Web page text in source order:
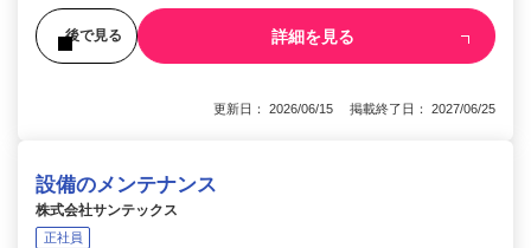
後で見る 詳細を見る
更新日： 2026/06/15 掲載終了日： 2027/06/25
設備のメンテナンス
株式会社サンテックス
正社員